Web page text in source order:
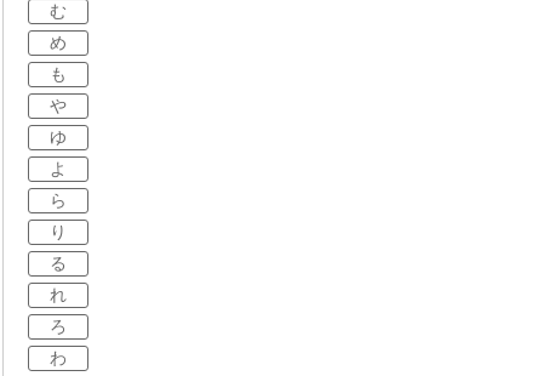
む
め
も
や
ゆ
よ
ら
り
る
れ
ろ
わ